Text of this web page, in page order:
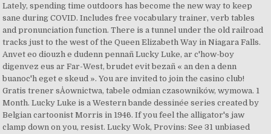
Lately, spending time outdoors has become the new way to keep
sane during COVID. Includes free vocabulary trainer, verb tables
and pronunciation function. There is a tunnel under the old railroad
tracks just to the west of the Queen Elizabeth Way in Niagara Falls.
Anvet eo diouzh e dudenn pennañ Lucky Luke, ar c'how-boy
digenvez eus ar Far-West, brudet evit bezañ « an den a denn
buanoc'h eget e skeud ». You are invited to join the casino club!
Gratis trener sÅownictwa, tabele odmian czasowników, wymowa. 1
Month. Lucky Luke is a Western bande dessinée series created by
Belgian cartoonist Morris in 1946. If you feel the alligator's jaw
clamp down on you, resist. Lucky Wok, Provins: See 31 unbiased